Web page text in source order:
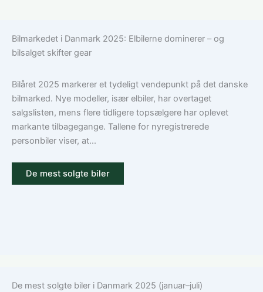
den
bilforsikring
Guide
til
ansvar,
kasko
Bilmarkedet i Danmark 2025: Elbilerne dominerer – og
bilsalget skifter gear
Bilåret 2025 markerer et tydeligt vendepunkt på det danske
bilmarked. Nye modeller, især elbiler, har overtaget
salgslisten, mens flere tidligere topsælgere har oplevet
markante tilbagegange. Tallene for nyregistrerede
personbiler viser, at...
De mest solgte biler
De mest solgte biler i Danmark 2025 (januar–juli)